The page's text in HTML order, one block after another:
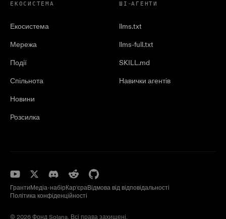
ЕКОСИСТЕМА
Екосистема
Мережа
Події
Спільнота
Новини
Розсилка
ШІ-АГЕНТИ
llms.txt
llms-full.txt
SKILL.md
Навички агентів
ГрантиМедіа-набірКар'єраВідмова від відповідальності
Політика конфіденційності
© 2026 Фонд Solana. Всі права захищені.